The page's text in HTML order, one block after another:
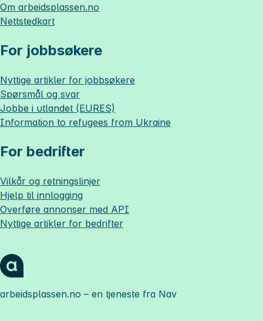
Om arbeidsplassen.no
Nettstedkart
For jobbsøkere
Nyttige artikler for jobbsøkere
Spørsmål og svar
Jobbe i utlandet (EURES)
Information to refugees from Ukraine
For bedrifter
Vilkår og retningslinjer
Hjelp til innlogging
Overføre annonser med API
Nyttige artikler for bedrifter
arbeidsplassen.no – en tjeneste fra Nav